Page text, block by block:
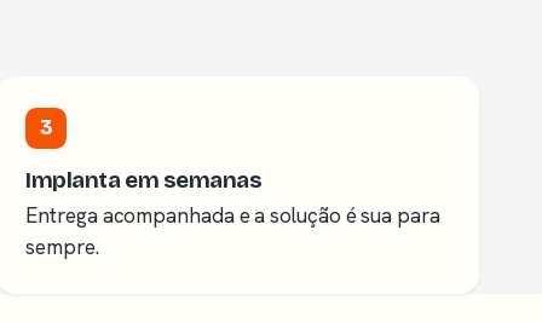
3
Implanta em semanas
Entrega acompanhada e a solução é sua para
sempre.